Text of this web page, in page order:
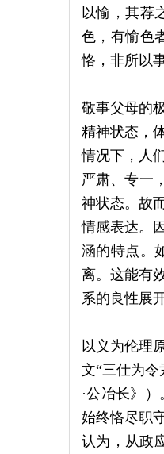
以愉，其荐
色，有愉色
恪，非所以
敬事父母的
精神状态，
情况下，人
严肃、专一
神状态。故
情感表达。
涵的特点。
离。这能有
系的良性展开
以义为伦理
文“三仕为
·公冶长》
始终恪尽职
认为，从政